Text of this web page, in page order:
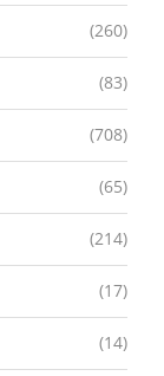
(260)
(83)
(708)
(65)
(214)
(17)
(14)